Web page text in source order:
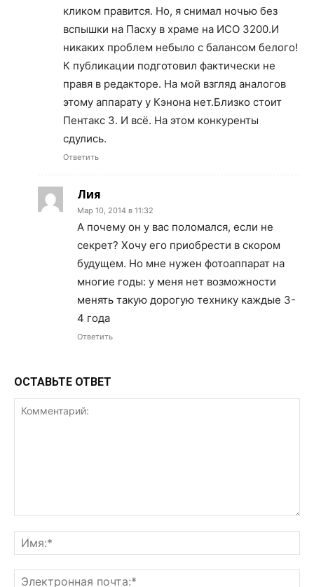
кликом правится. Но, я снимал ночью без
вспышки на Пасху в храме на ИСО 3200.И
никаких проблем небыло с балансом белого!
К публикации подготовил фактически не
правя в редакторе. На мой взгляд аналогов
этому аппарату у Кэнона нет.Близко стоит
Пентакс 3. И всё. На этом конкуренты
сдулись.
Ответить
Лия
Мар 10, 2014 в 11:32
А почему он у вас поломался, если не
секрет? Хочу его приобрести в скором
будущем. Но мне нужен фотоаппарат на
многие годы: у меня нет возможности
менять такую дорогую технику каждые 3-
4 года
Ответить
ОСТАВЬТЕ ОТВЕТ